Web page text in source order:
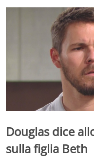
Douglas dice
sulla figlia Beth